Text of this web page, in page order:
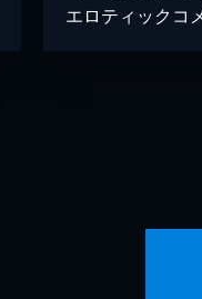
エロティックコ